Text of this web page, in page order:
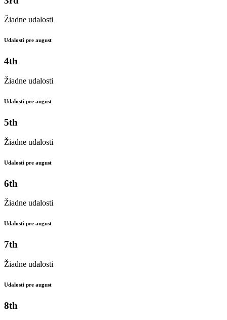
Žiadne udalosti
Udalosti pre august
4th
Žiadne udalosti
Udalosti pre august
5th
Žiadne udalosti
Udalosti pre august
6th
Žiadne udalosti
Udalosti pre august
7th
Žiadne udalosti
Udalosti pre august
8th